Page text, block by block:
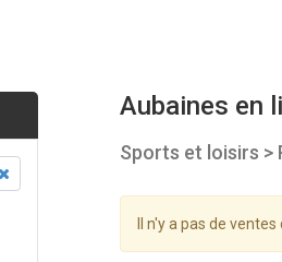
Aubaines en
Sports et loisirs >
Il n'y a pas de